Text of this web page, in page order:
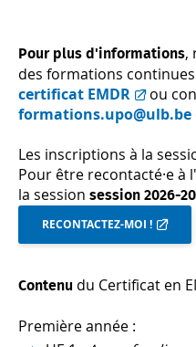
Pour plus d'informations,
des formations continues
certificat EMDR
ou
formations.upo@ulb.be
Les inscriptions à la
Pour être recontacté·e
la session session 2026-
RECONTACTEZ-MOI !
Contenu du Certificat en
Première année :